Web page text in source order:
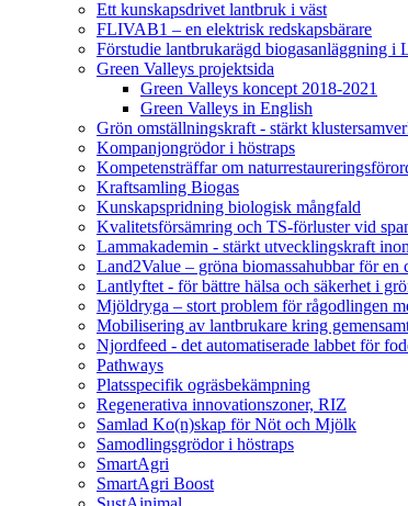
Ett kunskapsdrivet lantbruk i väst
FLIVAB1 – en elektrisk redskapsbärare
Förstudie lantbrukarägd biogasanläggning i
Green Valleys projektsida
Green Valleys koncept 2018-2021
Green Valleys in English
Grön omställningskraft - stärkt
Kompanjongrödor i höstraps
Kompetensträffar om
Kraftsamling Biogas
Kunskapspridning biologisk mångfald
Kvalitetsförsämring och TS-förluster vid
Lammakademin - stärkt utvecklingskraft
Land2Value – gröna biomassahubbar för en
Lantlyftet - för bättre hälsa och säkerhet i
Mjöldryga – stort problem för rågodlingen
Mobilisering av lantbrukare kring
Njordfeed - det automatiserade labbet för
Pathways
Platsspecifik ogräsbekämpning
Regenerativa innovationszoner, RIZ
Samlad Ko(n)skap för Nöt och Mjölk
Samodlingsgrödor i höstraps
SmartAgri
SmartAgri Boost